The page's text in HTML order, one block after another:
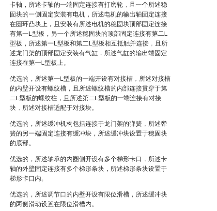
卡轴，所述卡轴的一端固定连接有打磨轮，且一个所述稳
固块的一侧固定安装有电机，所述电机的输出轴固定连接
在圆环凸块上，且安装有所述电机的稳固块顶部固定连接
有第一L型板，另一个所述稳固块的顶部固定连接有第二L
型板，所述第一L型板和第二L型板相互抵触并连接，且所
述龙门架的顶部固定安装有气缸，所述气缸的输出端固定
连接在第一L型板上。
优选的，所述第一L型板的一端开设有对接槽，所述对接槽
的内壁开设有螺纹槽，且所述螺纹槽的内部连接贯穿于第
二L型板的螺纹柱，且所述第二L型板的一端连接有对接
块，所述对接槽适配于对接块。
优选的，所述缓冲机构包括连接于龙门架的弹簧，所述弹
簧的另一端固定连接有缓冲块，所述缓冲块设置于稳固块
的底部。
优选的，所述轴承的内圈侧开设有多个梯形卡口，所述卡
轴的外壁固定连接有多个梯形条块，所述梯形条块设置于
梯形卡口内。
优选的，所述调节口的内壁开设有限位滑槽，所述缓冲块
的两侧滑动设置在限位滑槽内。